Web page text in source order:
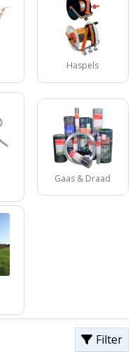
Haspels
Gaas & Draad
Filter